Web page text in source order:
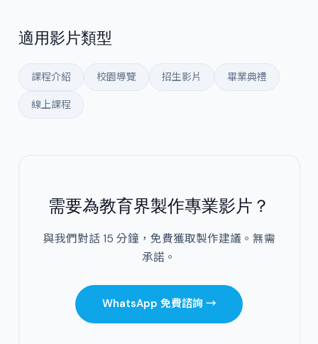
適用影片類型
課程介紹 校園導覽 招生影片 畢業典禮
線上課程
需要為教育界製作專業影片？
與我們對話 15 分鐘，免費獲取製作建議。無需
承諾。
WhatsApp 免費諮詢 →